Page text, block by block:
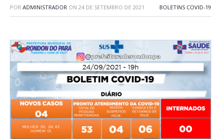
POR ADMINISTRADOR ON 24 DE SETEMBRO DE 2021 BOLETINS COVID-19